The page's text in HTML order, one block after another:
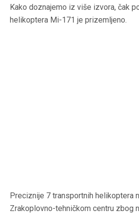
Kako doznajemo iz više izvora, čak
helikoptera Mi-171 je prizemljeno.
Preciznije 7 transportnih helikoptera
Zrakoplovno-tehničkom centru zbog